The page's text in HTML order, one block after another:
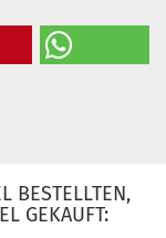
BESTELLTEN,
GEKAUFT: